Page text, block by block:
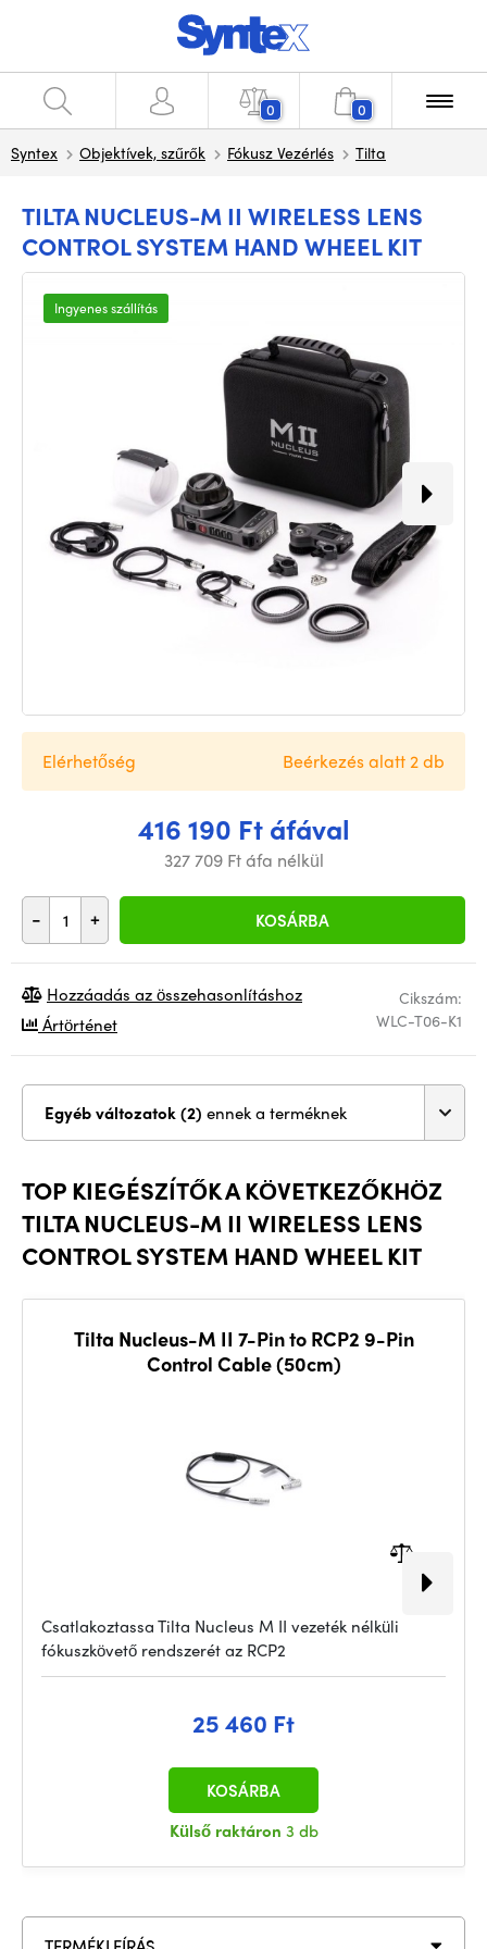
0 0
Syntex Objektívek, szűrők Fókusz Vezérlés Tilta
TILTA NUCLEUS-M II WIRELESS LENS
CONTROL SYSTEM HAND WHEEL KIT
Ingyenes szállítás
416 190 Ft áfával
327 709 Ft áfa nélkül
- + KOSÁRBA
Elérhetőség Beérkezés alatt 2 db
Cikszám:
WLC-T06-K1
Hozzáadás az összehasonlításhoz
Ártörténet
Egyéb változatok (2) ennek a terméknek
TOP KIEGÉSZÍTŐK A KÖVETKEZŐKHÖZ
TILTA NUCLEUS-M II WIRELESS LENS
CONTROL SYSTEM HAND WHEEL KIT
Tilta Nucleus-M II 7-Pin to RCP2 9-Pin
Control Cable (50cm)
Csatlakoztassa Tilta Nucleus M II vezeték nélküli
fókuszkövető rendszerét az RCP2
25 460 Ft
Külső raktáron 3 db
KOSÁRBA